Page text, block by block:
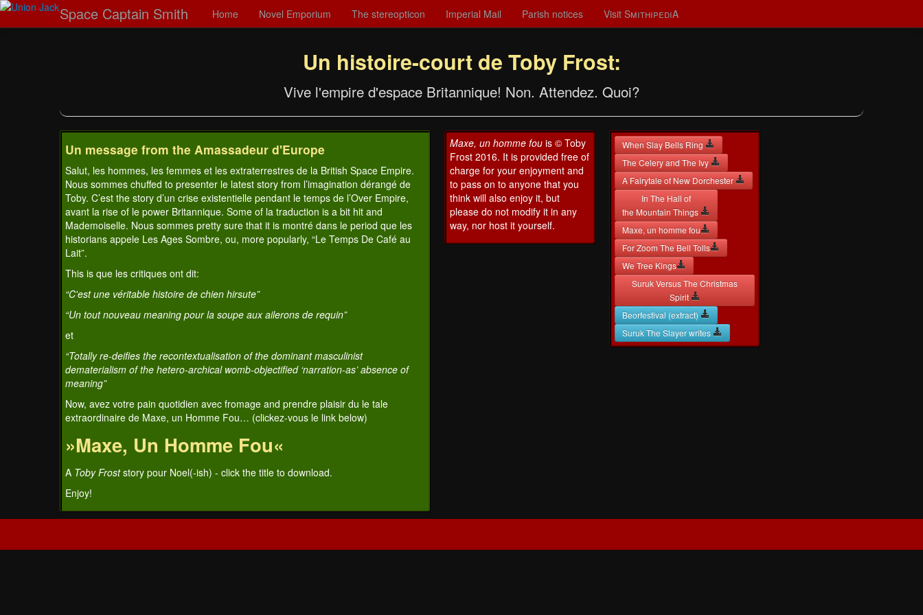
Space Captain Smith Home Novel Emporium The stereopticon Imperial Mail Parish notices Visit SmithipediA
Un histoire-court de Toby Frost:
Vive l'empire d'espace Britannique! Non. Attendez. Quoi?
Un message from the Amassadeur d'Europe
Salut, les hommes, les femmes et les extraterrestres de la British Space Empire.
Nous sommes chuffed to presenter le latest story from l’imagination dérangé de
Toby. C’est the story d’un crise existentielle pendant le temps de l’Over Empire,
avant la rise of le power Britannique. Some of la traduction is a bit hit and
Mademoiselle. Nous sommes pretty sure that it is montré dans le period que les
historians appele Les Ages Sombre, ou, more popularly, “Le Temps De Café au
Lait”.
This is que les critiques ont dit:
“C'est une véritable histoire de chien hirsute”
“Un tout nouveau meaning pour la soupe aux ailerons de requin”
et
“Totally re-deifies the recontextualisation of the dominant masculinist
dematerialism of the hetero-archical womb-objectified ‘narration-as’ absence of
meaning”
Now, avez votre pain quotidien avec fromage and prendre plaisir du le tale
extraordinaire de Maxe, un Homme Fou… (clickez-vous le link below)
»Maxe, Un Homme Fou«
A Toby Froststory pour Noel(-ish) - click the title to download.
Enjoy!
Maxe, un homme fou is © Toby
Frost 2016. It is provided free of
charge for your enjoyment and
to pass on to anyone that you
think will also enjoy it, but
please do not modify it in any
way, nor host it yourself.
When Slay Bells Ring
The Celery and The Ivy
A Fairytale of New Dorchester
In The Hall of
the Mountain Things
Maxe, un homme fou
For Zoom The Bell Tolls
We Tree Kings
Suruk Versus The Christmas
Spirit
Beorfestival (extract)
Suruk The Slayer writes